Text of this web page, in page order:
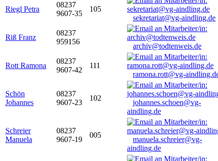
Riegl Petra
08237
9607-35
105
sekretariat@vg-aindling.de
Riß Franz
08237
959156
archiv@todtenweis.de
Rott Ramona
08237
9607-42
111
ramona.rott@vg-
Schön
Johannes
08237
9607-23
102
johannes.schoen@vg-
aindling.de
Schreier
Manuela
08237
9607-19
005
manuela.schreier@vg-
aindling.de